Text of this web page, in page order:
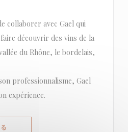
collaborer avec Gael qui
découvrir des vins de la
du Rhône, le bordelais,
professionnalisme, Gael
expérience.